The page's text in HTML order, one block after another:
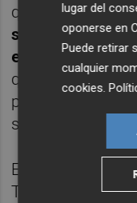
queremos
sociedad da y
emprenderen
que es
ponernos a
sobre
En este sentido,
Talento
lugar del
oponerse en
Puede retirar
cualquier
cookies.